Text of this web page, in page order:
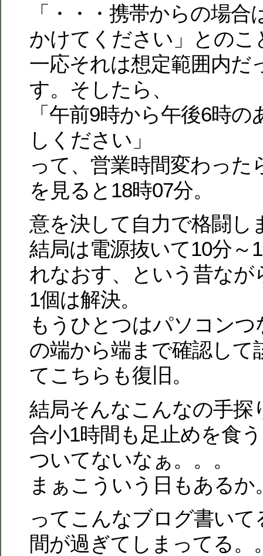
「・・・携帯からの場合
かけてください」とのこ
一応それは想定範囲内だ
す。そしたら、
「午前9時から午後6時
しください」
って、営業時間変わった
を見ると18時07分。
意を決して自力で格闘し
結局は電源抜いて10分～
れなおす、という昔なが
1個は解決。
もうひとつはパソコンつ
の端から端まで確認して
てこちらも復旧。
結局そんなこんなの手探
合小1時間も足止めを食
ついてないなぁ。。。
まぁこういう日もあるか
ってこんなブログ書い
間が過ぎてしまってる。